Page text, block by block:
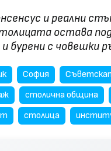
и реални
остава
и бурени с човешки
София
столична община
столица